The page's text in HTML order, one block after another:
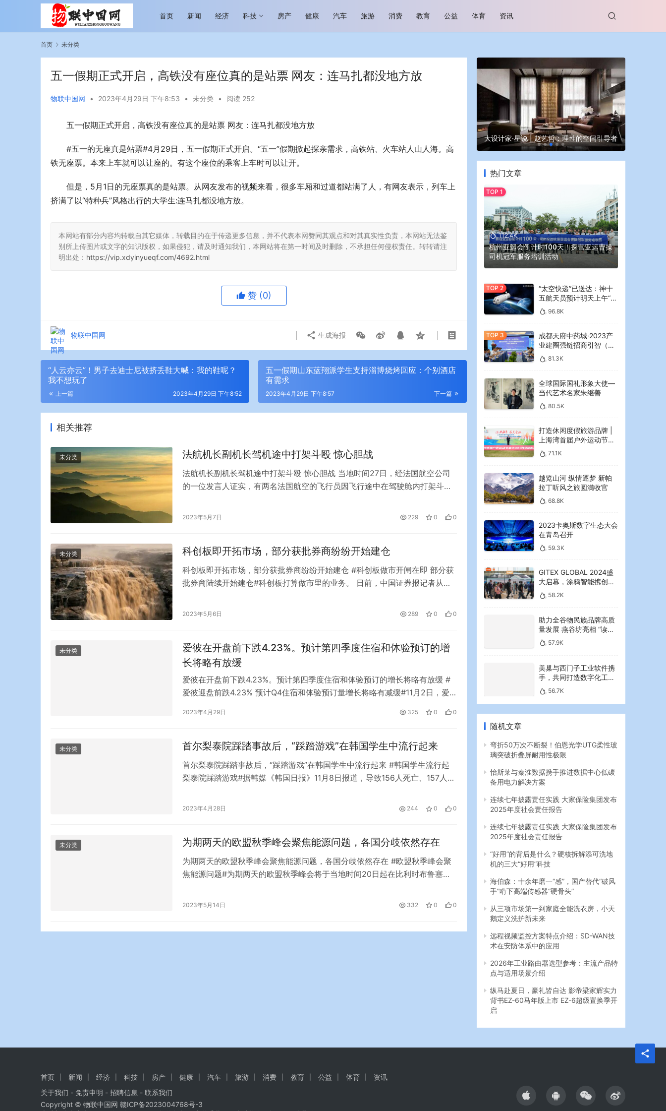
首页 新闻 经济 科技 房产 健康 汽车 旅游 消费 教育 公益 体育 资讯
首页 未分类
五一假期正式开启，高铁没有座位真的是站票 网友：连马扎都没地方放
物联中国网 • 2023年4月29日 下午8:53 • 未分类 • 阅读 252
五一假期正式开启，高铁没有座位真的是站票 网友：连马扎都没地方放
#五一的无座真是站票#4月29日，五一假期正式开启。“五一”假期掀起探亲需求，高铁站、火车站人山人海。高
铁无座票。本来上车就可以让座的。有这个座位的乘客上车时可以让开。
但是，5月1日的无座票真的是站票。从网友发布的视频来看，很多车厢和过道都站满了人，有网友表示，列车上
挤满了以“特种兵”风格出行的大学生:连马扎都没地方放。
本网站有部分内容均转载自其它媒体，转载目的在于传递更多信息，并不代表本网赞同其观点和对其真实性负责，本网站无法鉴
别所上传图片或文字的知识版权，如果侵犯，请及时通知我们，本网站将在第一时间及时删除，不承担任何侵权责任。转转请注
明出处： https://vip.xdyinyueqf.com/4692.html
赞 (0)
物联中国网 生成海报
“人云亦云”！男子去迪士尼被挤丢鞋大喊：我的鞋呢？
我不想玩了
上一篇 2023年4月29日 下午8:52
五一假期山东蓝翔派学生支持淄博烧烤回应：个别酒店
有需求
下一篇
2023年4月29日 下午8:57
相关推荐
未分类 法航机长副机长驾机途中打架斗殴 惊心胆战
法航机长副机长驾机途中打架斗殴 惊心胆战 当地时间27日，经法国航空公司
的一位发言人证实，有两名法国航空的飞行员因飞行途中在驾驶舱内打架斗殴
从日内瓦飞往巴黎的途中，在驾驶舱内大打出手。在客机起飞后的爬升过程
2023年5月7日 229 0 0
未分类 科创板即开拓市场，部分获批券商纷纷开始建仓
科创板即开拓市场，部分获批券商纷纷开始建仓 #科创板做市开闸在即 部分获
批券商陆续开始建仓#科创板打算做市里的业务。 日前，中国证券报记者从证
为科创板市场带来增量资金。 证券公司表示，在市场业务顺利运行后，将根据
2023年5月6日 289 0 0
未分类
爱彼在开盘前下跌4.23%。预计第四季度住宿和体验预订的增
长将略有放缓
爱彼在开盘前下跌4.23%。预计第四季度住宿和体验预订的增长将略有放缓 #
爱彼迎盘前跌4.23% 预计Q4住宿和体验预订量增长将略有减缓#11月2日，爱
2022财年第三季度财报。报告显示，爱彼第三季度营收为28.84亿美元，较去
2023年4月29日 325 0 0
未分类 首尔梨泰院踩踏事故后，“踩踏游戏”在韩国学生中流行起来
首尔梨泰院踩踏事故后，“踩踏游戏”在韩国学生中流行起来 #韩国学生流行起
梨泰院踩踏游戏#据韩媒《韩国日报》11月8日报道，导致156人死亡、157人受
们把人放在地板上，然后把他们按上去。学生们称这种游戏为“梨泰院游戏”或
2023年4月28日 244 0 0
未分类 为期两天的欧盟秋季峰会聚焦能源问题，各国分歧依然存在
为期两天的欧盟秋季峰会聚焦能源问题，各国分歧依然存在 #欧盟秋季峰会聚
焦能源问题#为期两天的欧盟秋季峰会将于当地时间20日起在比利时布鲁塞尔
策？欧盟内部有哪些利益冲突？看前台记者从现场发回的观察报告。 台湾总记
2023年5月14日 332 0 0
越览山河 纵情逐梦 新帕拉丁听风之旅即日
今年旅游市场进入恢复发展快车道 向“新”而
大设计家·星说 | 赵艺哲：理性的空间引导者
热门文章
112.4K
杭州亚运会倒计时100天！探营亚运曹操
司机冠军服务培训活动
“太空快递”已送达：神十
五航天员预计明天上午“拆
快递”96.8K
成都天府中药城·2023产
业建圈强链招商引智（大
湾区）专场推介会在广州
举行
81.3K
全球国际国礼形象大使—
当代艺术名家朱继善
80.5K
打造休闲度假旅游品牌 |
上海湾首届户外运动节暨
2023年海湾红叶节启幕
71.1K
越览山河 纵情逐梦 新帕
拉丁听风之旅圆满收官
68.8K
2023卡奥斯数字生态大会
在青岛召开
59.3K
GITEX GLOBAL 2024盛
大启幕，涂鸦智能携创新
AI解决方案引领中东可持
续未来
58.2K
助力全谷物民族品牌高质
量发展 燕谷坊亮相 “读懂
中国”国际会议
57.9K
美巢与西门子工业软件携
手，共同打造数字化工业
56.7K
随机文章
弯折50万次不断裂！伯恩光学UTG柔性玻
璃突破折叠屏耐用性极限
怡斯莱与秦淮数据携手推进数据中心低碳
备用电力解决方案
连续七年披露责任实践 大家保险集团发布
2025年度社会责任报告
连续七年披露责任实践 大家保险集团发布
2025年度社会责任报告
“好用”的背后是什么？硬核拆解添可洗地
机的三大“好用”科技
海伯森：十余年磨一“感”，国产替代“破风
手”啃下高端传感器“硬骨头”
从三项市场第一到家庭全能洗衣房，小天
鹅定义洗护新未来
远程视频监控方案特点介绍：SD-WAN技
术在安防体系中的应用
2026年工业路由器选型参考：主流产品特
点与适用场景介绍
纵马赴夏日，豪礼皆自达 影帝梁家辉实力
背书EZ-60马年版上市 EZ-6超级置换季开
启
首页 新闻 经济 科技 房产 健康 汽车 旅游 消费 教育 公益 体育
资讯
关于我们 - 免责申明 - 招聘信息 - 联系我们
Copyright © 物联中国网 赣ICP备2023004768号-3